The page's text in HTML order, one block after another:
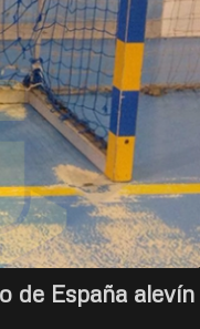
de España alevín